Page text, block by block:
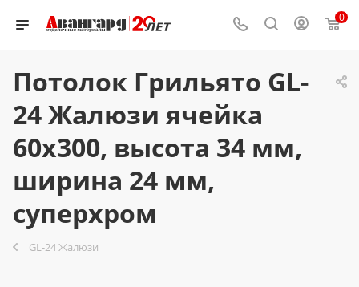
0
Потолок Грильято GL-
24 Жалюзи ячейка
60x300, высота 34 мм,
ширина 24 мм,
суперхром
GL-24 Жалюзи